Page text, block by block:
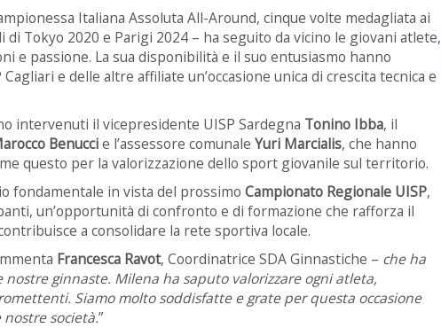
Italiana Assoluta All-Around, cinque volte medagliata ai
Tokyo 2020 e Parigi 2024 – ha seguito da vicino le giovani atlete,
e passione. La sua disponibilità e il suo entusiasmo hanno
e delle altre affiliate un’occasione unica di crescita tecnica e
intervenuti il vicepresidente UISP Sardegna Tonino Ibba, il
Benuccie l’assessore comunale Yuri Marcialis, che hanno
questo per la valorizzazione dello sport giovanile sul territorio.
fondamentale in vista del prossimo Campionato Regionale UISP,
un’opportunità di confronto e di formazione che rafforza il
a consolidare la rete sportiva locale.
Francesca Ravot, Coordinatrice SDA Ginnastiche – che ha
ginnaste. Milena ha saputo valorizzare ogni atleta,
Siamo molto soddisfatte e grate per questa occasione
società.”